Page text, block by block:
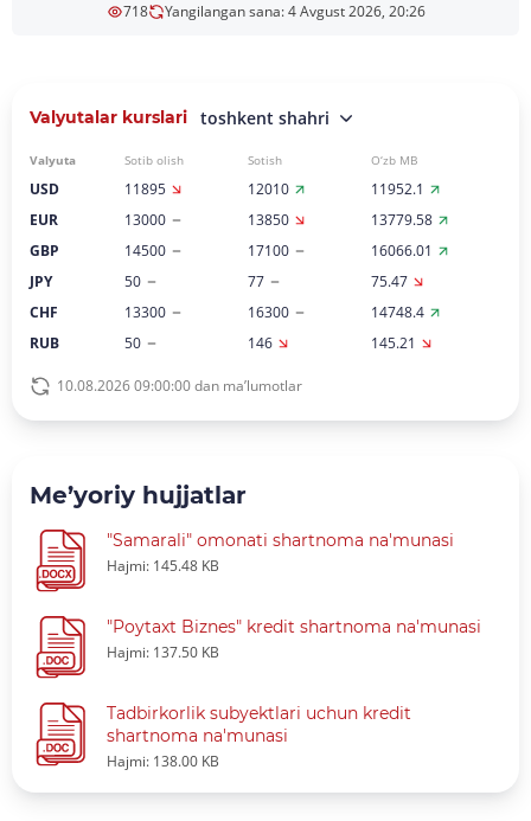
718 Yangilangan sana: 4 Avgust 2026, 20:26
Valyutalar kurslari toshkent shahri
Valyuta Sotib olish Sotish O‘zb MB
USD 11895 12010
11952.1
EUR
13000 13850
13779.58
GBP
14500 17100
16066.01
JPY
50 77
75.47
CHF
13300 16300
14748.4
RUB
50 146 145.21
10.08.2026 09:00:00 dan ma’lumotlar
Me’yoriy hujjatlar
"Samarali" omonati shartnoma na'munasi
Hajmi: 145.48 KB
"Poytaxt Biznes" kredit shartnoma na'munasi
Hajmi: 137.50 KB
Tadbirkorlik subyektlari uchun kredit
shartnoma na'munasi
Hajmi: 138.00 KB